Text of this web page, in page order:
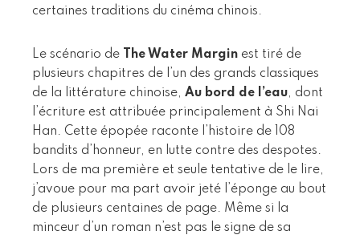
certaines traditions du cinéma chinois.
Le scénario de The Water Margin est tiré de
plusieurs chapitres de l’un des grands classiques
de la littérature chinoise, Au bord de l’eau, dont
l’écriture est attribuée principalement à Shi Nai
Han. Cette épopée raconte l’histoire de 108
bandits d’honneur, en lutte contre des despotes.
Lors de ma première et seule tentative de le lire,
j’avoue pour ma part avoir jeté l’éponge au bout
de plusieurs centaines de page. Même si la
minceur d’un roman n’est pas le signe de sa